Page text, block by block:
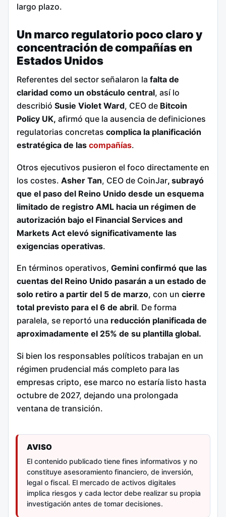
largo plazo.
Un marco regulatorio poco claro y
concentración de compañías en
Estados Unidos
Referentes del sector señalaron la falta de
claridad como un obstáculo central, así lo
describió Susie Violet Ward, CEO de Bitcoin
Policy UK, afirmó que la ausencia de definiciones
regulatorias concretas complica la planificación
estratégica de las compañías.
Otros ejecutivos pusieron el foco directamente en
los costes. Asher Tan, CEO de CoinJar, subrayó
que el paso del Reino Unido desde un esquema
limitado de registro AML hacia un régimen de
autorización bajo el Financial Services and
Markets Act elevó significativamente las
exigencias operativas.
En términos operativos, Gemini confirmó que las
cuentas del Reino Unido pasarán a un estado de
solo retiro a partir del 5 de marzo, con un cierre
total previsto para el 6 de abril. De forma
paralela, se reportó una reducción planificada de
aproximadamente el 25% de su plantilla global.
Si bien los responsables políticos trabajan en un
régimen prudencial más completo para las
empresas cripto, ese marco no estaría listo hasta
octubre de 2027, dejando una prolongada
ventana de transición.
AVISO
El contenido publicado tiene fines informativos y no
constituye asesoramiento financiero, de inversión,
legal o fiscal. El mercado de activos digitales
implica riesgos y cada lector debe realizar su propia
investigación antes de tomar decisiones.